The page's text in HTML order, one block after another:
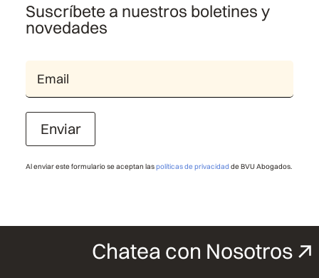
Suscríbete a nuestros boletines y
novedades
Enviar
Al enviar este formulario se aceptan laspolíticas de privacidad de BVU Abogados.
Chatea con Nosotros